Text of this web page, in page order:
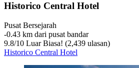
Historico Central Hotel
Pusat Bersejarah
‐0.43 km dari pusat bandar
9.8/10 Luar Biasa! (2,439 ulasan)
Historico Central Hotel